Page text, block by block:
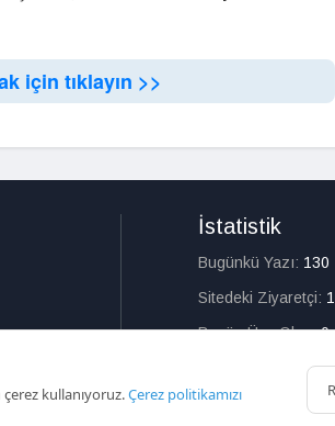
için tıklayın >>
İstatistik
Bugünkü Yazı: 130
Sitedeki Ziyaretçi:
Bugün Üye Olan:0
kullanıyoruz.Çerez politikamızı